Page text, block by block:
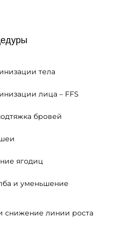
тела
лица – FFS
бровей
ягодиц
и уменьшение
снижение линии роста